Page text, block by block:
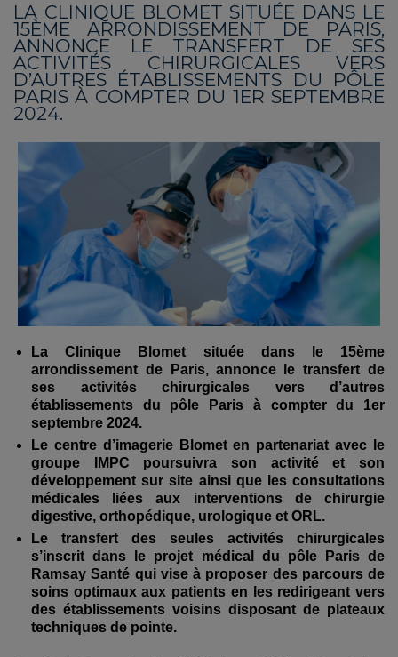
LA CLINIQUE BLOMET SITUÉE DANS LE
15ÈME ARRONDISSEMENT DE PARIS,
ANNONCE LE TRANSFERT DE SES
ACTIVITÉS CHIRURGICALES VERS
D’AUTRES ÉTABLISSEMENTS DU PÔLE
PARIS À COMPTER DU 1ER SEPTEMBRE
2024.
La Clinique Blomet située dans le 15ème
arrondissement de Paris, annonce le transfert de
ses activités chirurgicales vers d’autres
établissements du pôle Paris à compter du 1er
septembre 2024.
Le centre d’imagerie Blomet en partenariat avec le
groupe IMPC poursuivra son activité et son
développement sur site ainsi que les consultations
médicales liées aux interventions de chirurgie
digestive, orthopédique, urologique et ORL.
Le transfert des seules activités chirurgicales
s’inscrit dans le projet médical du pôle Paris de
Ramsay Santé qui vise à proposer des parcours de
soins optimaux aux patients en les redirigeant vers
des établissements voisins disposant de plateaux
techniques de pointe.